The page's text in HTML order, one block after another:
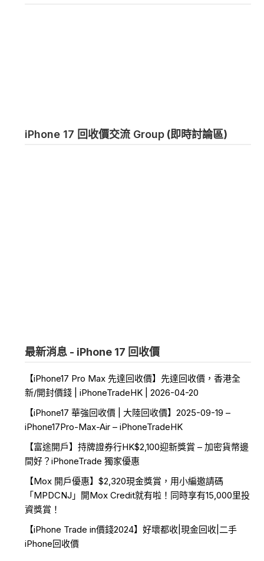
iPhone 17 回收價交流 Group (即時討論區)
最新消息 - iPhone 17 回收價
【iPhone17 Pro Max 先達回收價】先達回收價，香港全
新/開封價錢 | iPhoneTradeHK | 2026-04-20
【iPhone17 華強回收價 | 大陸回收價】2025-09-19 –
iPhone17Pro-Max-Air – iPhoneTradeHK
【富途開戶】持牌證券行HK$2,100迎新獎賞 – 加密貨幣邊
間好？iPhoneTrade 獨家優惠
【Mox 開戶優惠】$2,320現金獎賞，用小編邀請碼
「MPDCNJ」開Mox Credit就有啦！同時享有15,000里投
資獎賞！
【iPhone Trade in價錢2024】好壞都收|現金回收|二手
iPhone回收價